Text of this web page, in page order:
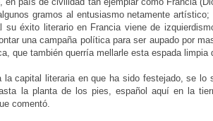
gramos al entusiasmo netamente
su éxito literario en Francia viene de
una campaña política para ser aupado por
que también querría mellarle esta espada limpia
la capital literaria en que ha sido festejado, se lo
la planta de los pies, español aquí en la
comentó.